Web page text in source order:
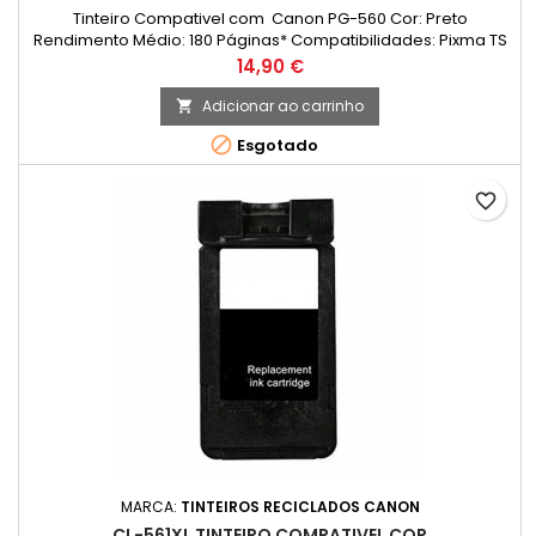
Tinteiro Compativel com Canon PG-560 Cor: Preto
Rendimento Médio: 180 Páginas* Compatibilidades: Pixma TS
5300; Pixma TS 5350; Pixma TS 5350a; Pixma TS 5350i; Pixma TS
5351; Pixma TS 5351a; Pixma TS 5351i; Pixma TS 5352; Pixma TS
5352a; Pixma TS 5353; Pixma TS 5353a; Pixma TS 5355; Pixma
TS 5355a; Pixma TS 5400; Pixma TS 5450; Pixma TS 5451; Pixma
TS...
Preço
14,90 €
 Adicionar ao carrinho
 Esgotado
MARCA: TINTEIROS RECICLADOS CANON
favorite_border